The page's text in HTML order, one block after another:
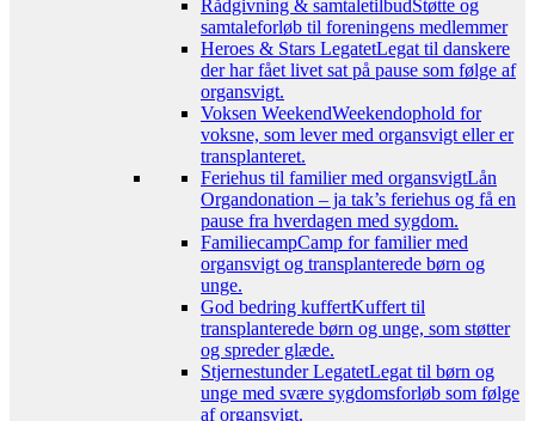
Rådgivning & samtaletilbudStøtte og
samtaleforløb til foreningens medlemmer
Heroes & Stars LegatetLegat til danskere
der har fået livet sat på pause som følge af
organsvigt.
Voksen WeekendWeekendophold for
voksne, som lever med organsvigt eller er
transplanteret.
Feriehus til familier med organsvigtLån
Organdonation – ja tak’s feriehus og få en
pause fra hverdagen med sygdom.
FamiliecampCamp for familier med
organsvigt og transplanterede børn og
unge.
God bedring kuffertKuffert til
transplanterede børn og unge, som støtter
og spreder glæde.
Stjernestunder LegatetLegat til børn og
unge med svære sygdomsforløb som følge
af organsvigt.